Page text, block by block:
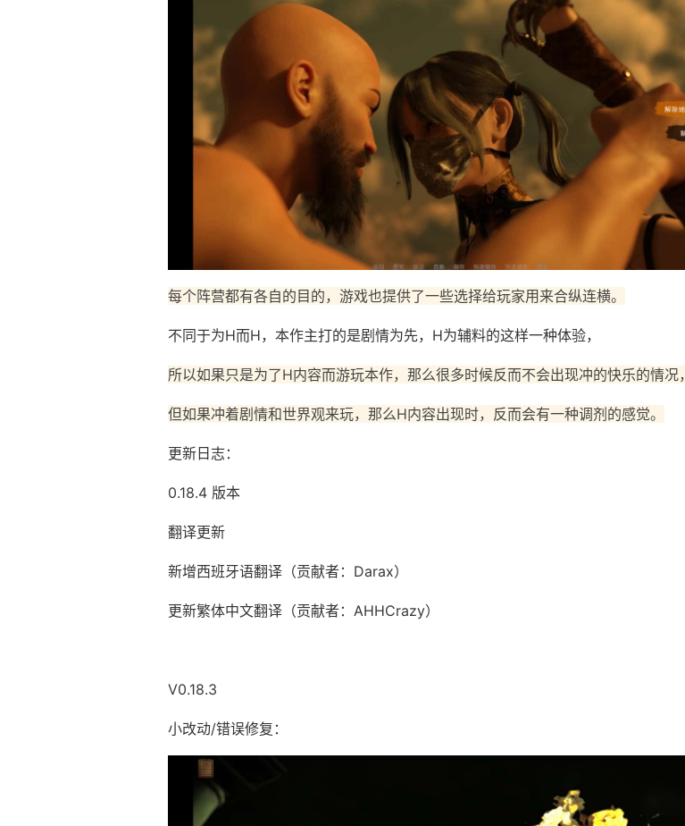
每个阵营都有各自的目的，游戏也提供了一些选择给玩家用来合纵连横。
不同于为H而H，本作主打的是剧情为先，H为辅料的这样一种体验，
所以如果只是为了H内容而游玩本作，那么很多时候反而不会出现冲的快乐的情况，
但如果冲着剧情和世界观来玩，那么H内容出现时，反而会有一种调剂的感觉。
更新日志：
0.18.4 版本
翻译更新
新增西班牙语翻译（贡献者：Darax）
更新繁体中文翻译（贡献者：AHHCrazy）
V0.18.3
小改动/错误修复：